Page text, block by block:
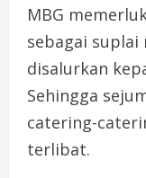
MBG
sebagai suplai
disalurkan
Sehingga
catering-
terlibat.